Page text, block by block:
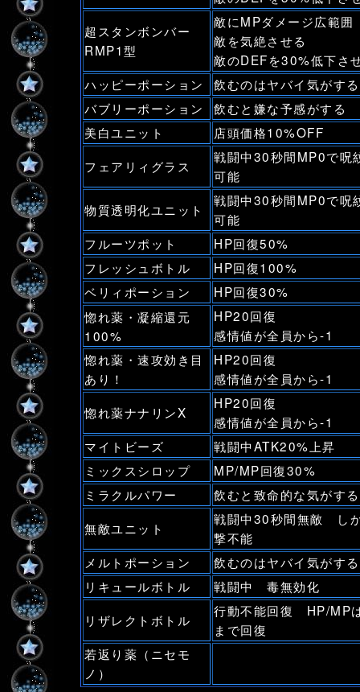
超スタンボンバー
RMP1型
敵にMPダメージ広範囲
敵を気絶させる
敵のDEFを30%低下さ
ハッピーポーション
飲むのはヤバイ気がする
バブリーポーション
飲むと嫌な予感がする
美白ユニット
店頭価格10%OFF
フェアリィグラス
戦闘中30秒間MP0で呪
可能
物質透明化ユニット
戦闘中30秒間MP0で呪
可能
フルーツポット
HP回復50%
フレッシュボトル
HP回復100%
ベリィポーション
HP回復30%
惚れ薬・凝縮還元
100%
HP20回復
感情値が全員から-1
惚れ薬・速攻効き目
あり！
HP20回復
感情値が全員から-1
惚れ薬ナナリンX
HP20回復
感情値が全員から-1
マイトビーズ
戦闘中ATK20%上昇
ミックスシロップ
MP/MP回復30%
ミラクルパワー
飲むと致命的な気がする
無敵ユニット
戦闘中30秒間無敵 し
撃不能
メルトポーション
飲むのはヤバイ気がする
リキュールボトル
戦闘中 毒無効化
リザレクトボトル
行動不能回復 HP/MP
まで回復
若返り薬（ニセモ
ノ）